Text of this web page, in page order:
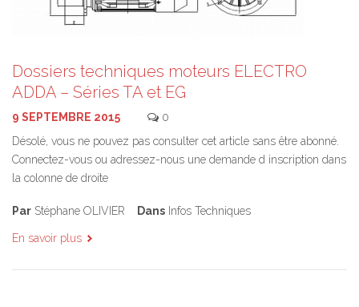
Dossiers techniques moteurs ELECTRO
ADDA – Séries TA et EG
9 SEPTEMBRE 2015
0
Désolé, vous ne pouvez pas consulter cet article sans être abonné.
Connectez-vous ou adressez-nous une demande d inscription dans
la colonne de droite
Par Stéphane OLIVIER Dans Infos Techniques
En savoir plus